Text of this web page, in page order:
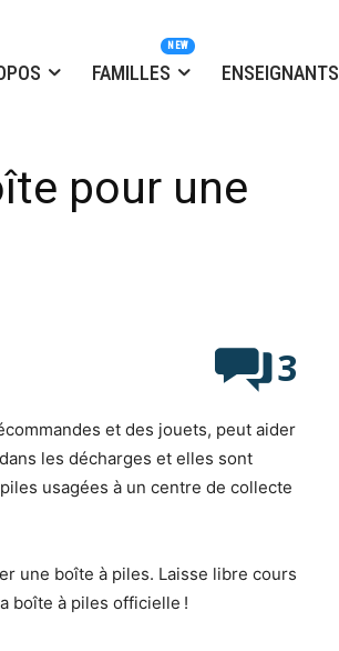
FAMILLES ENSEIGNANTS
pour une
3
et des jouets, peut aider
les décharges et elles sont
usagées à un centre de collecte
une boîte à piles. Laisse libre cours
boîte à piles officielle !